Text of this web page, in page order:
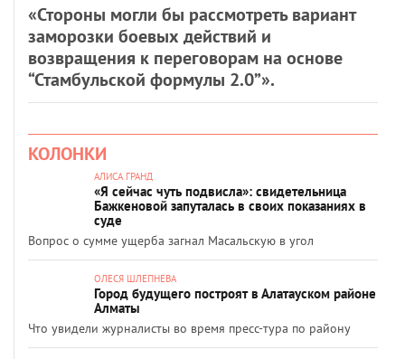
«Стороны могли бы рассмотреть вариант
заморозки боевых действий и
возвращения к переговорам на основе
“Стамбульской формулы 2.0”».
КОЛОНКИ
АЛИСА ГРАНД
«Я сейчас чуть подвисла»: свидетельница
Бажкеновой запуталась в своих показаниях в
суде
Вопрос о сумме ущерба загнал Масальскую в угол
ОЛЕСЯ ШЛЕПНЕВА
Город будущего построят в Алатауском районе
Алматы
Что увидели журналисты во время пресс-тура по району